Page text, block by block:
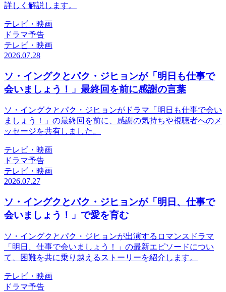
詳しく解説します。
テレビ・映画
ドラマ予告
テレビ・映画
2026.07.28
ソ・イングクとパク・ジヒョンが「明日も仕事で
会いましょう！」最終回を前に感謝の言葉
ソ・イングクとパク・ジヒョンがドラマ「明日も仕事で会い
ましょう！」の最終回を前に、感謝の気持ちや視聴者へのメ
ッセージを共有しました。
テレビ・映画
ドラマ予告
テレビ・映画
2026.07.27
ソ・イングクとパク・ジヒョンが「明日、仕事で
会いましょう！」で愛を育む
ソ・イングクとパク・ジヒョンが出演するロマンスドラマ
「明日、仕事で会いましょう！」の最新エピソードについ
て、困難を共に乗り越えるストーリーを紹介します。
テレビ・映画
ドラマ予告